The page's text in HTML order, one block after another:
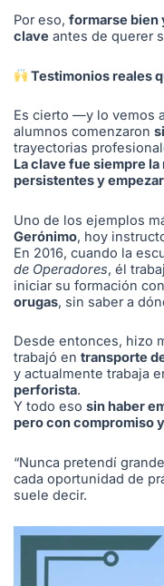
Por eso, formarse bien
clave antes de querer
Testimonios reales
Es cierto —y lo vemos
alumnos comenzaron
trayectorias
La clave fue siempre
persistentes y
Uno de los ejemplos
Gerónimo, hoy
En 2016, cuando la
de Operadores, él
iniciar su formación
orugas, sin saber a
Desde entonces, hizo
trabajó en transporte
y actualmente trabaja
perforista.
Y todo eso sin haber
pero con compromiso
“Nunca pretendí
cada oportunidad de
suele decir.